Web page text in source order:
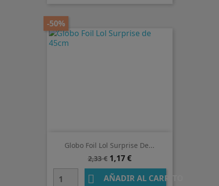
Globo Foil Lol Surprise De...
Precio
base
2,33 €
-50%
Precio
1,17 €
 AÑADIR AL CARRITO